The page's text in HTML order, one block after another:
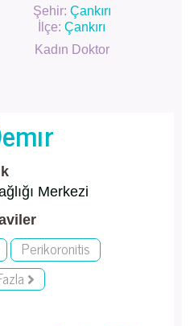
Şehir: Çankırı
İlçe:Çankırı
Kadın Doktor
Merkezi
Perikoronitis